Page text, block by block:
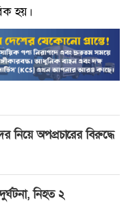
হয়।
নিয়ে অপপ্রচারের বিরুদ্ধে
নিহত ২